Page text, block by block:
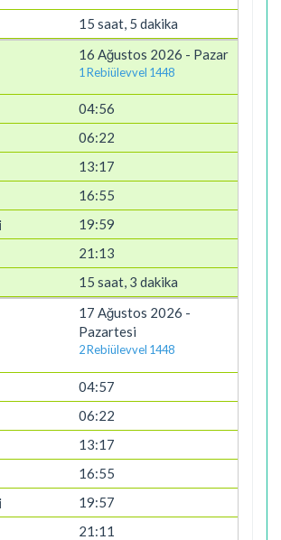
15 saat, 5 dakika
16 Ağustos 2026 - Pazar
1 Rebiülevvel 1448
04:56
06:22
13:17
16:55
19:59
21:13
15 saat, 3 dakika
17 Ağustos 2026 -
Pazartesi
2 Rebiülevvel 1448
04:57
06:22
13:17
16:55
19:57
21:11